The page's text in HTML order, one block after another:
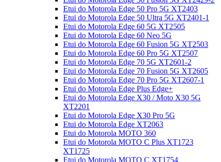
Etui do Motorola Edge 50 Pro 5G XT2403
Etui do Motorola Edge 50 Ultra 5G XT2401-1
Etui do Motorola Edge 60 5G XT2505
Etui do Motorola Edge 60 Neo 5G
Etui do Motorola Edge 60 Fusion 5G XT2503
Etui do Motorola Edge 60 Pro 5G XT2507
Etui do Motorola Edge 70 5G XT2601-2
Etui do Motorola Edge 70 Fusion 5G XT2605
Etui do Motorola Edge 70 Pro 5G XT2607-1
Etui do Motorola Edge Plus Edge+
Etui do Motorola Edge X30 / Moto X30 5G
XT2201
Etui do Motorola Edge X30 Pro 5G
Etui do Motorola Edge XT2063
Etui do Motorola MOTO 360
Etui do Motorola MOTO C Plus XT1723
XT1725
Etui do Motorola MOTO C XT1754